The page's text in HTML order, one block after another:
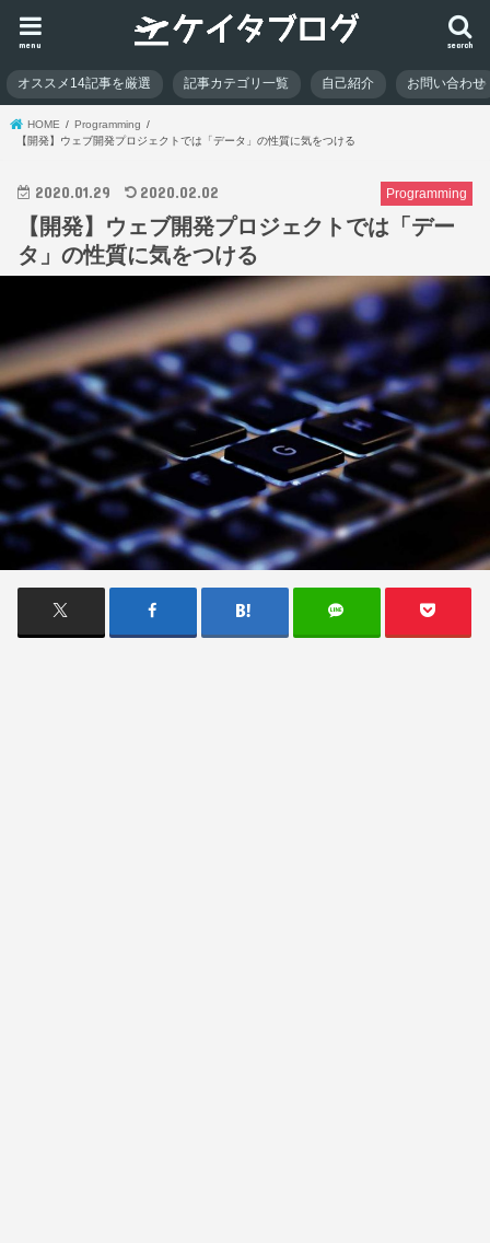
search
menu
オススメ14記事を厳選 記事カテゴリ一覧 自己紹介 お問い合わせ
HOME
Programming
【開発】ウェブ開発プロジェクトでは「データ」の性質に気をつける
Programming
2020.01.29 2020.02.02
【開発】ウェブ開発プロジェクトでは「デー
タ」の性質に気をつける